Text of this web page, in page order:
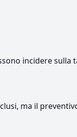
incidere sulla
ma il